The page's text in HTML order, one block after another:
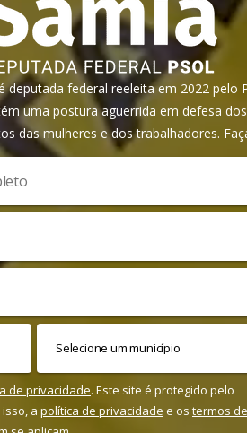
deputada federal reeleita em 2022 pelo
uma postura aguerrida em defesa
das mulheres e dos trabalhadores.
de privacidade. Este site é protegido pelo
isso, a política de privacidade e os termos